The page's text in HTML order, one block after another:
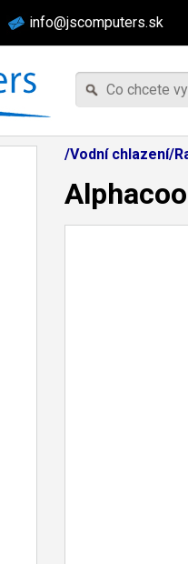
info@jscomputers.sk
/Vodní chlazení/